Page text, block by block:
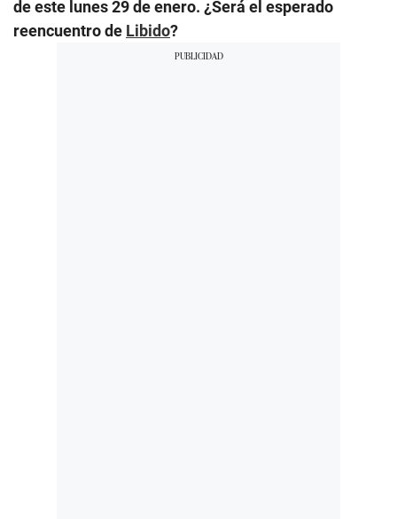
de este lunes 29 de enero. ¿Será el esperado
reencuentro de Libido?